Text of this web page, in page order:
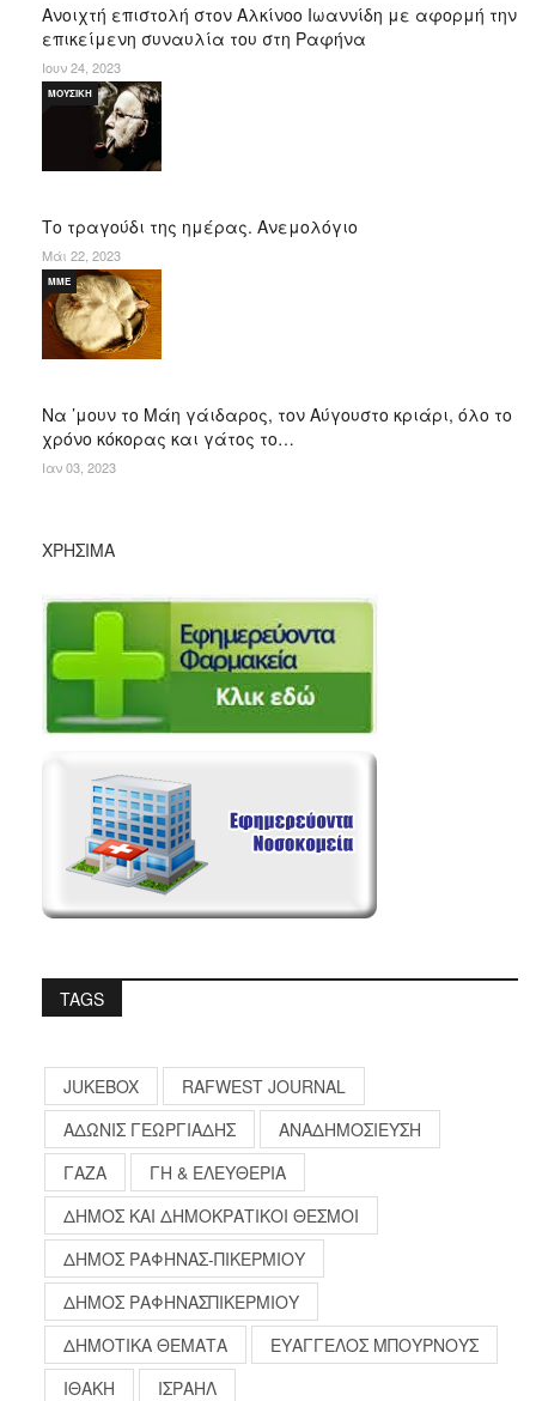
Ανοιχτή επιστολή στον Αλκίνοο Ιωαννίδη με αφορμή την
επικείμενη συναυλία του στη Ραφήνα
Ιουν 24, 2023
Το τραγούδι της ημέρας. Ανεμολόγιο
ΜΟΥΣΙΚΉ
Μάι 22, 2023
Να ’μουν το Μάη γάιδαρος, τον Αύγουστο κριάρι, όλο το
χρόνο κόκορας και γάτος το…
ΜΜΕ
Ιαν 03, 2023
ΧΡΉΣΙΜΑ
TAGS
JUKEBOX
RAFWEST JOURNAL
ΑΔΩΝΙΣ ΓΕΩΡΓΙΑΔΗΣ
ΑΝΑΔΗΜΟΣΙΕΥΣΗ
ΓΑΖΑ
ΓΗ & ΕΛΕΥΘΕΡΙΑ
ΔΗΜΟΣ ΚΑΙ ΔΗΜΟΚΡΑΤΙΚΟΙ ΘΕΣΜΟΙ
ΔΗΜΟΣ ΡΑΦΗΝΑΣ-ΠΙΚΕΡΜΙΟΥ
ΔΗΜΟΣ ΡΑΦΗΝΑΣΠΙΚΕΡΜΙΟΥ
ΔΗΜΟΤΙΚΑ ΘΕΜΑΤΑ
ΕΥΑΓΓΕΛΟΣ ΜΠΟΥΡΝΟΥΣ
ΙΘΑΚΗ
ΙΣΡΑΗΛ